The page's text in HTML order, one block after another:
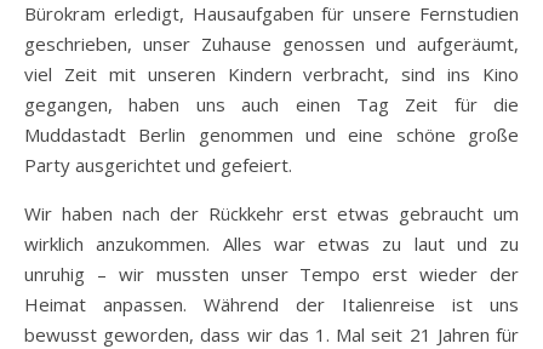
Bürokram erledigt, Hausaufgaben für unsere Fernstudien
geschrieben, unser Zuhause genossen und aufgeräumt,
viel Zeit mit unseren Kindern verbracht, sind ins Kino
gegangen, haben uns auch einen Tag Zeit für die
Muddastadt Berlin genommen und eine schöne große
Party ausgerichtet und gefeiert.
Wir haben nach der Rückkehr erst etwas gebraucht um
wirklich anzukommen. Alles war etwas zu laut und zu
unruhig – wir mussten unser Tempo erst wieder der
Heimat anpassen. Während der Italienreise ist uns
bewusst geworden, dass wir das 1. Mal seit 21 Jahren für